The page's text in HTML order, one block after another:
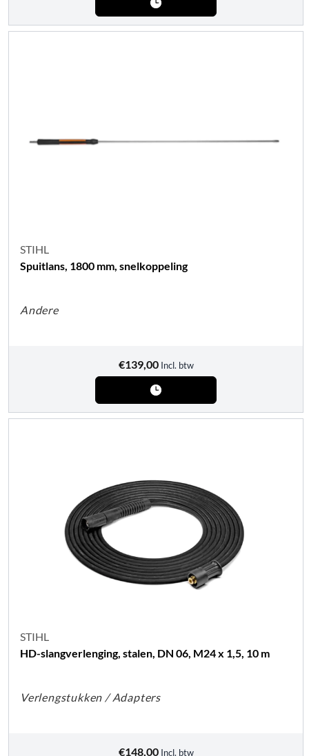
STIHL
Spuitlans, 1800 mm, snelkoppeling
Andere
€139,00 Incl. btw
STIHL
HD-slangverlenging, stalen, DN 06, M24 x 1,5, 10 m
Verlengstukken / Adapters
€148,00 Incl. btw